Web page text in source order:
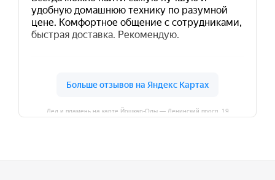
Лед и пламень на карте Йошкар‑Олы — Ленинский просп.,19